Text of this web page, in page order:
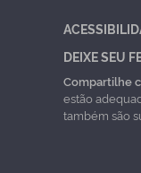
DEIXE SEU
Compartilhe
estão
também são